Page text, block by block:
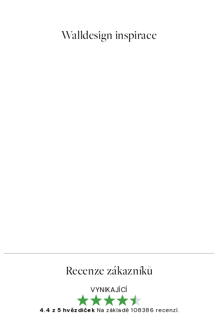
Walldesign inspirace
Recenze zákazníků
VYNIKAJÍCÍ
4.4 z 5 hvězdiček Na základě 108386 recenzí.